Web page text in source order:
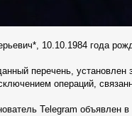
10.10.1984 года
перечень,
операций,
Telegram объявлен